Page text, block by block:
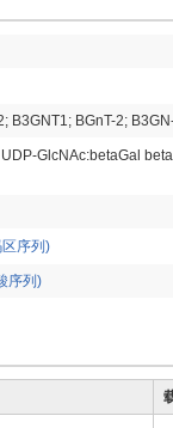
B3GNT1; BGnT-2;
GlcNAc:betaGal
序列)
序列)